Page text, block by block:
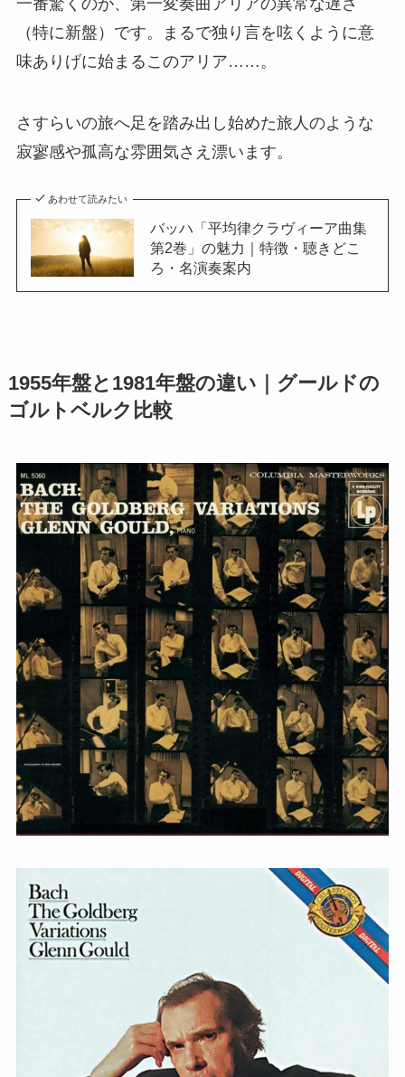
一番驚くのが、第一変奏曲アリアの異常な遅さ
（特に新盤）です。まるで独り言を呟くように意
味ありげに始まるこのアリア……。
さすらいの旅へ足を踏み出し始めた旅人のような
寂寥感や孤高な雰囲気さえ漂います。
あわせて読みたい
バッハ「平均律クラヴィーア曲集
第2巻」の魅力｜特徴・聴きどこ
ろ・名演奏案内
1955年盤と1981年盤の違い｜グールドの
ゴルトベルク比較